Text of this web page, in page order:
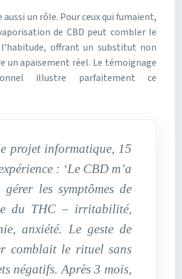
aussi un rôle. Pour ceux qui fumaient,
de CBD peut combler le
offrant un substitut non
un apaisement réel. Le témoignage
illustre parfaitement ce
projet informatique, 15
: ‘Le CBD m’a
les symptômes de
du THC – irritabilité,
anxiété. Le geste de
comblait le rituel sans
négatifs. Après 3 mois,